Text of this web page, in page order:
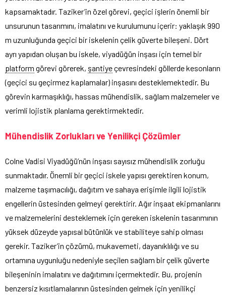
kapsamaktadır. Taziker’in özel görevi, geçici işlerin önemli bir
unsurunun tasarımını, imalatını ve kurulumunu içerir: yaklaşık 990
m uzunluğunda geçici bir iskelenin çelik güverte bileşeni. Dört
ayrı yapıdan oluşan bu iskele, viyadüğün inşası için temel bir
platform görevi görerek, şantiyeçevresindeki göllerde kesonların
(geçici su geçirmez kaplamalar) inşasını desteklemektedir. Bu
görevin karmaşıklığı, hassas mühendislik, sağlam malzemeler ve
verimli lojistik planlama gerektirmektedir.
Mühendislik Zorlukları ve Yenilikçi Çözümler
Colne Vadisi Viyadüğü’nün inşası sayısız mühendislik zorluğu
sunmaktadır. Önemli bir geçici iskele yapısı gerektiren konum,
malzeme taşımacılığı, dağıtım ve sahaya erişimle ilgili lojistik
engellerin üstesinden gelmeyi gerektirir. Ağır inşaat ekipmanlarını
ve malzemelerini desteklemek için gereken iskelenin tasarımının
yüksek düzeyde yapısal bütünlük ve stabiliteye sahip olması
gerekir. Taziker’in çözümü, mukavemeti, dayanıklılığı ve su
ortamına uygunluğu nedeniyle seçilen sağlam bir çelik güverte
bileşeninin imalatını ve dağıtımını içermektedir. Bu, projenin
benzersiz kısıtlamalarının üstesinden gelmek için yenilikçi